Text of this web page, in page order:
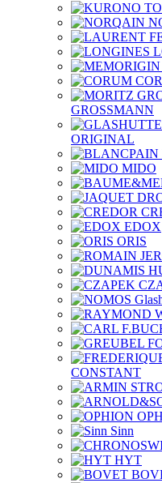
GROSSMANN
ORIGINAL
MIDO
EDOX
ORIS
CONSTANT
Sinn
HYT